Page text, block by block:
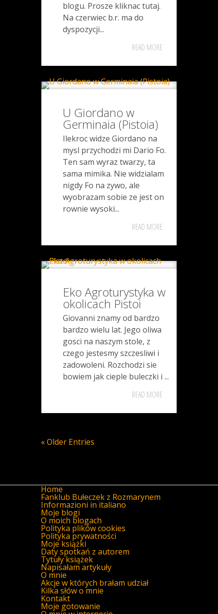
blogu. Prosze kliknac tutaj.
Na czerwiec b.r. ma do
dyspozycji...
READ MORE
U Giordano w
Germinaia (Pistoia)
Ilekroc widze Giordano na
mysl przychodzi mi Dario Fo.
Ten sam wyraz twarzy, ta
sama mimika. Nie widzialam
nigdy Fo na zywo, ale
wyobrazam sobie ze jest on
rownie wysoki...
READ MORE
Eko Agroturystyka w
okolicach Pistoi
Giovanni znamy od bardzo
bardzo wielu lat. Jego oliwa
gosci na naszym stole, z
czego jestesmy szczesliwi i
zadowoleni. Rozchodzi sie
bowiem jak cieple buleczki i ...
READ MORE
« Older Entries
Home
Fanklub Bułeczek z Rozmarynem
Informazioni in italiano
Moje blogi
O moich blogach
Polityka plików cookies
Polityka prywatności
Moje książki
Daty spotkań z autorem
Tytuły książek
Napisałam artykuły
O mnie
Akcje w których brałam udział
Kilka słów o mnie
Kontakt
Moje gotowanie